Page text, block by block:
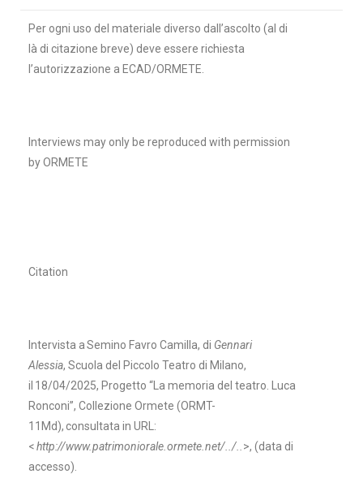
Per ogni uso del materiale diverso dall’ascolto (al di
là di citazione breve) deve essere richiesta
l’autorizzazione a ECAD/ORMETE.
Interviews may only be reproduced with permission
by ORMETE
Citation
Intervista a Semino Favro Camilla, di Gennari
Alessia, Scuola del Piccolo Teatro di Milano,
il 18/04/2025, Progetto “La memoria del teatro. Luca
Ronconi”, Collezione Ormete (ORMT-
11Md), consultata in URL:
<http://www.patrimoniorale.ormete.net/../.. >, (data di
accesso).